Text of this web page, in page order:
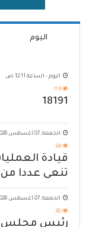
اليوم
اليوم - الساعة 12:11 ص
119
18191
الجمعة, 07 أغسطس 2026 - 02:25 ص
94
قيادة
تنعى عددا
المسلحة
الجمعة, 07 أغسطس 2026 - 01:55 ص
90
رئيس مجلس